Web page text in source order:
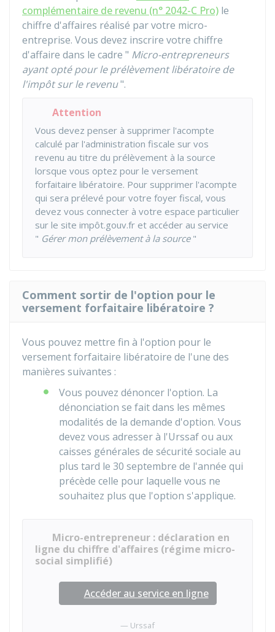
complémentaire de revenu (n° 2042-C Pro) le
chiffre d'affaires réalisé par votre micro-
entreprise. Vous devez inscrire votre chiffre
d'affaire dans le cadre " Micro-entrepreneurs
ayant opté pour le prélèvement libératoire de
l'impôt sur le revenu".
Attention
Vous devez penser à supprimer l'acompte
calculé par l'administration fiscale sur vos
revenu au titre du prélèvement à la source
lorsque vous optez pour le versement
forfaitaire libératoire. Pour supprimer l'acompte
qui sera prélevé pour votre foyer fiscal, vous
devez vous connecter à votre espace particulier
sur le site impôt.gouv.fr et accéder au service
" Gérer mon prélèvement à la source"
Comment sortir de l'option pour le
versement forfaitaire libératoire ?
Vous pouvez mettre fin à l'option pour le
versement forfaitaire libératoire de l'une des
manières suivantes :
Vous pouvez dénoncer l'option. La
dénonciation se fait dans les mêmes
modalités de la demande d'option. Vous
devez vous adresser à l'Urssaf ou aux
caisses générales de sécurité sociale au
plus tard le 30 septembre de l'année qui
précède celle pour laquelle vous ne
souhaitez plus que l'option s'applique.
Micro-entrepreneur : déclaration en
ligne du chiffre d'affaires (régime micro-
social simplifié)
Accéder au service en ligne
Urssaf